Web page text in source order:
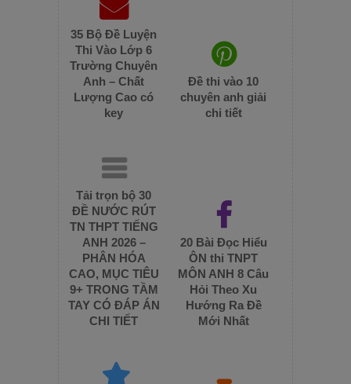
35 Bộ Đề Luyện
Thi Vào Lớp 6
Trường Chuyên
Anh – Chất
Lượng Cao có
key
Đề thi vào 10
chuyên anh giải
chi tiết
Tải trọn bộ 30
ĐỀ NƯỚC RÚT
TN THPT TIẾNG
ANH 2026 –
PHÂN HÓA
CAO, MỤC TIÊU
9+ TRONG TẦM
TAY CÓ ĐÁP ÁN
CHI TIẾT
20 Bài Đọc Hiểu
ÔN thi TNPT
MÔN ANH 8 Câu
Hỏi Theo Xu
Hướng Ra Đề
Mới Nhất